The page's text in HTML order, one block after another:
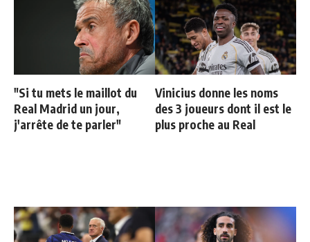
"Si tu mets le maillot du
Real Madrid un jour,
j'arrête de te parler"
Vinicius donne les noms
des 3 joueurs dont il est le
plus proche au Real